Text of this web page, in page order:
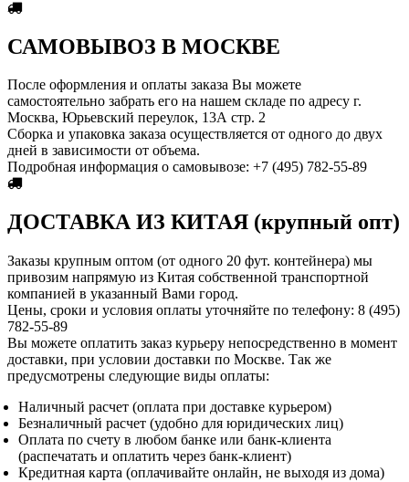
САМОВЫВОЗ В МОСКВЕ
После оформления и оплаты заказа Вы можете
самостоятельно забрать его на нашем складе по адресу г.
Москва, Юрьевский переулок, 13А стр. 2
Сборка и упаковка заказа осуществляется от одного до двух
дней в зависимости от объема.
Пoдробная информация о самовывозе: +7 (495) 782-55-89
ДОСТАВКА ИЗ КИТАЯ (крупный опт)
Заказы крупным оптом (от одного 20 фут. контейнера) мы
привозим напрямую из Китая собственной транспортной
компанией в указанный Вами город.
Цены, сроки и условия оплаты уточняйте по телефону: 8 (495)
782-55-89
Вы можете оплатить заказ курьеру непосредственно в момент
доставки, при условии доставки по Москве. Так же
предусмотрены следующие виды оплаты:
Наличный расчет (оплата при доставке курьером)
Безналичный расчет (удобно для юридических лиц)
Оплата по счету в любом банке или банк-клиента
(распечатать и оплатить через банк-клиент)
Кредитная карта (оплачивайте онлайн, не выходя из дома)